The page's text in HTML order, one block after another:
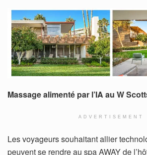
Massage alimenté par l’IA au W
ADVERTISEMENT
Les voyageurs souhaitant allier
peuvent se rendre au spa AWAY de